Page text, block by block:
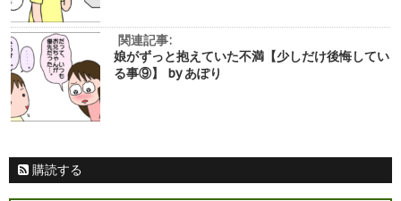
関連記事:
娘がずっと抱えていた不満【少しだけ後悔してい
る事⑨】 by あぽり
購読する